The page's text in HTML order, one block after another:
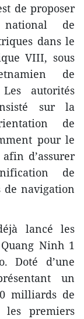
de proposer
de
dans le
VIII, sous
de
autorités
sur la
de
pour le
d’assurer
de
de navigation
lancé les
Ninh 1
Doté d’une
un
milliards de
premiers